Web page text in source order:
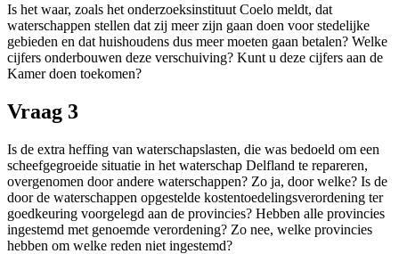
Is het waar, zoals het onderzoeksinstituut Coelo meldt, dat
waterschappen stellen dat zij meer zijn gaan doen voor stedelijke
gebieden en dat huishoudens dus meer moeten gaan betalen? Welke
cijfers onderbouwen deze verschuiving? Kunt u deze cijfers aan de
Kamer doen toekomen?
Vraag 3
Is de extra heffing van waterschapslasten, die was bedoeld om een
scheefgegroeide situatie in het waterschap Delfland te repareren,
overgenomen door andere waterschappen? Zo ja, door welke? Is de
door de waterschappen opgestelde kostentoedelingsverordening ter
goedkeuring voorgelegd aan de provincies? Hebben alle provincies
ingestemd met genoemde verordening? Zo nee, welke provincies
hebben om welke reden niet ingestemd?